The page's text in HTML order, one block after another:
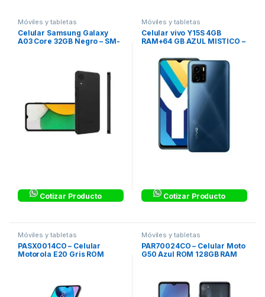
Móviles y tabletas
Celular Samsung Galaxy
A03 Core 32GB Negro – SM-
Cotizar Producto
Móviles y tabletas
Celular vivo Y15S 4GB
RAM+64 GB AZUL MISTICO –
64G+4G
Cotizar Producto
Móviles y tabletas
PASX0014CO – Celular
Motorola E20 Gris ROM
Móviles y tabletas
PAR70024CO – Celular Moto
G50 Azul ROM 128GB RAM